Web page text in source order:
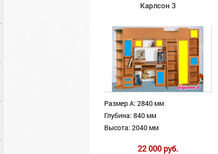
Карлсон 3
Размер А: 2840 мм
Глубина: 840 мм
Высота: 2040 мм
22 000 руб.